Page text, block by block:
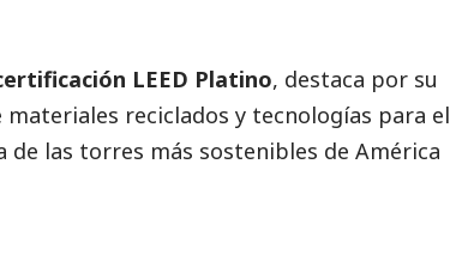
LEED Platino, destaca por su
reciclados y tecnologías para el
de las torres más sostenibles de América